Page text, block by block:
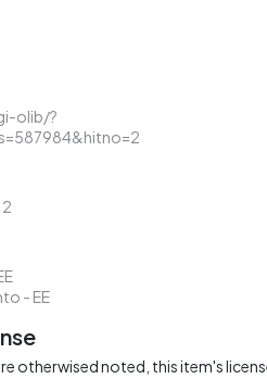
olib/?
- EE
otherwised noted, this item's